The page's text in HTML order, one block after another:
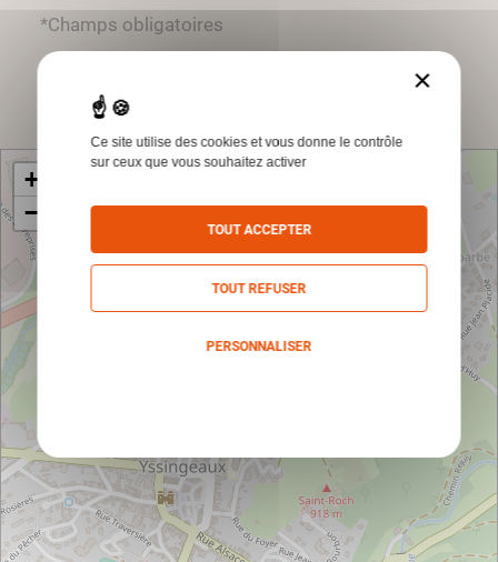
*Champs obligatoires
+
−
×
Ce site utilise des cookies et vous donne le contrôle
sur ceux que vous souhaitez activer
TOUT ACCEPTER
TOUT REFUSER
PERSONNALISER